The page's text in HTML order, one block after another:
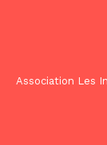
Association Les